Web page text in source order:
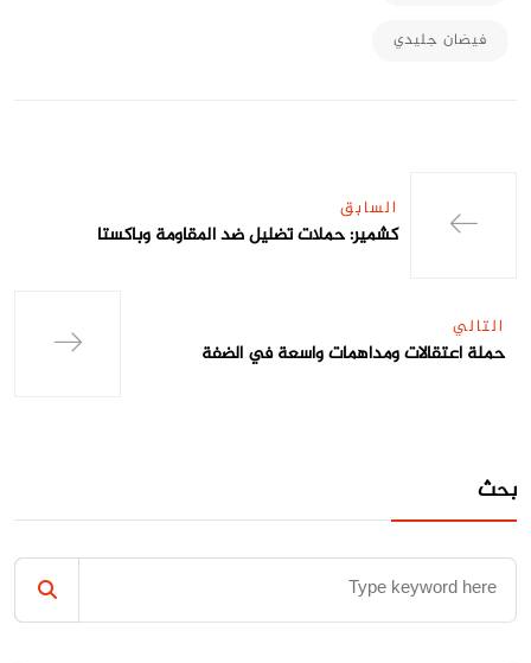
فيضان جليدي
السابق
كشمير: حملات تضليل ضد المقاومة وباكستا
التالي
حملة اعتقالات ومداهمات واسعة في الضفة
بحث